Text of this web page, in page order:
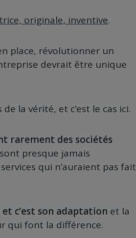
originale, inventive.
place, révolutionner un
devrait être unique
la vérité, et c’est le cas ici.
rarement des sociétés
presque jamais
qui n’auraient pas fait
c’est son adaptation et la
qui font la différence.